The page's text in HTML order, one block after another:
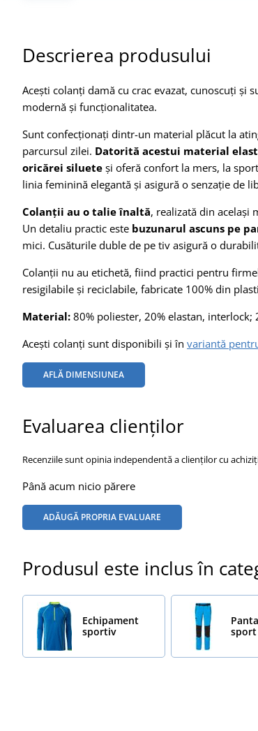
Descrierea produsului
Acești colanți damă cu crac evazat, cunoscuți și
modernă și funcționalitatea.
Sunt confecționați dintr-un material plăcut la
parcursul zilei. Datorită acestui material
oricărei siluete și oferă confort la mers, la
linia feminină elegantă și asigură o senzație de
Colanții au o talie înaltă, realizată din același
Un detaliu practic este buzunarul ascuns pe
mici. Cusăturile duble de pe tiv asigură o
Colanții nu au etichetă, fiind practici pentru
resigilabile și reciclabile, fabricate 100% din
Material: 80% poliester, 20% elastan, interlock;
Acești colanți sunt disponibili și în variantă
AFLĂ DIMENSIUNEA
Evaluarea clienților
Recenziile sunt opinia independentă a clienților cu
Până acum nicio părere
ADĂUGĂ PROPRIA EVALUARE
Produsul este inclus în
Echipament
sportiv
sport